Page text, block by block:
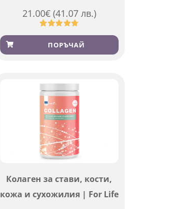
21.00€ (41.07 лв.)
Оценен
4.76от 5,
базирано
819
ПОРЪЧАЙ
Колаген за стави, кости,
кожа и сухожилия | For Life